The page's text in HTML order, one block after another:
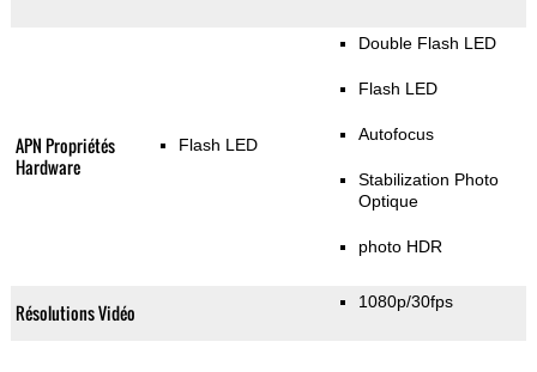
APN Propriétés
Hardware
Flash LED
Double Flash LED
Flash LED
Autofocus
Stabilization Photo
Optique
photo HDR
Résolutions Vidéo 1080p/30fps